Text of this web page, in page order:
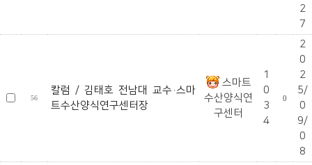
2
7
56
칼럼 / 김태호 전남대 교수·스마
트수산양식연구센터장
스마트
수산양식연
구센터
1
0
3
4
0
2
0
2
5/
0
9/
0
8